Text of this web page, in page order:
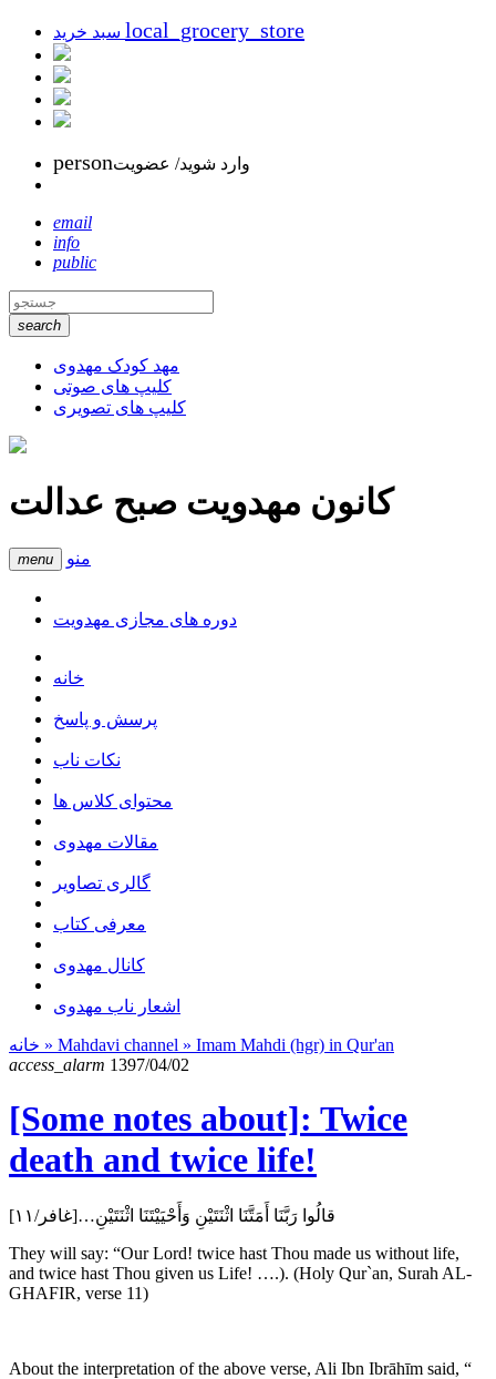
local_grocery_store
personوارد شوید/ عضویت
email
info
public
search
مهد کودک مهدوی
کلیپ های صوتی
کلیپ های تصویری
کانون مهدویت صبح عدالت
menu منو
دوره های مجازی مهدویت
خانه
پرسش و پاسخ
نکات ناب
محتوای کلاس ها
مقالات مهدوی
گالری تصاویر
معرفی کتاب
کانال مهدوی
اشعار ناب مهدوی
» Mahdavi channel » Imam Mahdi (hgr) in Qur'an
access_alarm 1397/04/02
[Some notes about]: Twice
death and twice life!
قالُوا رَبَّنَا أَمَتَّنَا اثْنَتَيْنِ وَأَحْيَيْتَنَا اثْنَتَيْنِ…[غافر/۱۱]
They will say: “Our Lord! twice hast Thou made us without life,
and twice hast Thou given us Life! ….). (Holy Qur`an, Surah AL-
GHAFIR, verse 11)
About the interpretation of the above verse, Ali Ibn Ibrāhīm said, “